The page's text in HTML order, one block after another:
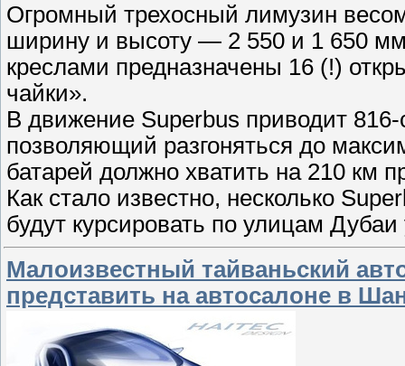
Огромный трехосный лимузин
ширину и высоту — 2 550 и 1 650
креслами предназначены 16 (!)
чайки».
В движение Superbus приводит
позволяющий разгоняться до
батарей должно хватить на 210 км
Как стало известно, несколько
будут курсировать по улицам Дубаи
Малоизвестный тайваньский
представить на автосалоне в